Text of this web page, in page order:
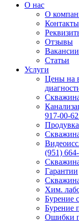
О нас
О
Контакты
Отзывы
Вакансии
Статьи
Услуги
Цены на
917-00-
(951)
Гарантии
Хим.
Бурение
Бурение
Ошибки